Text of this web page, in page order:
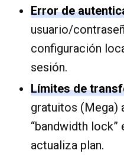
Error de
usuario/
configuración
sesión.
Límites de
gratuitos (Mega)
“bandwidth lock”
actualiza plan.